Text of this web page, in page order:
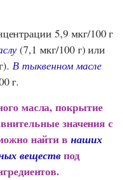
5,9 мкг/100 г
(7,1 мкг/100 г) или
В тыквенном масле
г.
масла, покрытие
значения с
найти внаших
веществпод